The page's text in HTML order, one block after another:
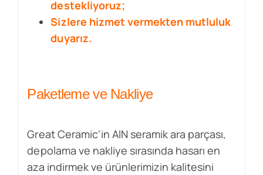
destekliyoruz;
Sizlere hizmet vermekten mutluluk
duyarız.
Paketleme ve Nakliye
Great Ceramic'in AlN seramik ara parçası,
depolama ve nakliye sırasında hasarı en
aza indirmek ve ürünlerimizin kalitesini